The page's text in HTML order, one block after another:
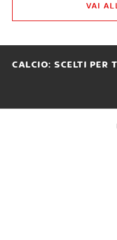
VAI
CALCIO: SCELTI PER